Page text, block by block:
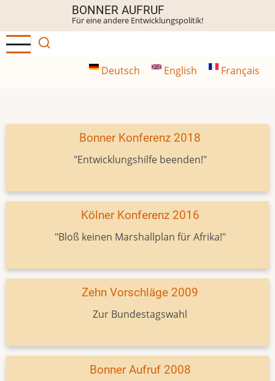
Inhalt
BONNER AUFRUF
Für eine andere Entwicklungspolitik!
Deutsch English Français
Bonner Konferenz 2018
"Entwicklungshilfe beenden!"
Kölner Konferenz 2016
"Bloß keinen Marshallplan für Afrika!"
Zehn Vorschläge 2009
Zur Bundestagswahl
Bonner Aufruf 2008